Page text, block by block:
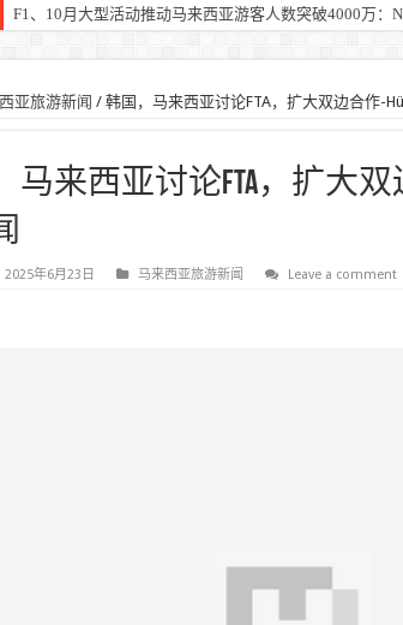
F1、10月大型活动推动马来西亚游客人数突破4000万：
亚旅游新闻 / 韩国，马来西亚讨论FTA，扩大双边合作-
马来西亚讨论FTA，扩大双
2025年6月23日 马来西亚旅游新闻 Leave a comment